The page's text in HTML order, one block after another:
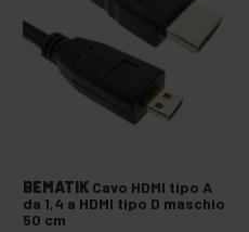
Cavi HDMI a DisplayPort
Cavo HDMI Attivo M/M
Cavo HDMI piatto FPV
Cavi HDMI-A M/M
Cavi HDMI-C M a HDMI-A M
BEMATIK Cavo HDMI tipo A
da 1,4 a HDMI tipo D maschio
50 cm